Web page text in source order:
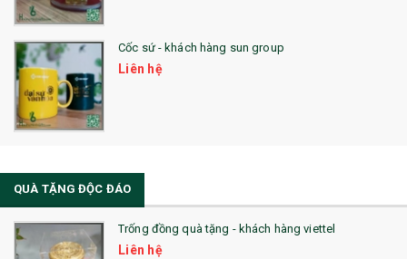
Cốc sứ - khách hàng sun group
Liên hệ
QUÀ TẶNG ĐỘC ĐÁO
Trống đồng quà tặng - khách hàng viettel
Liên hệ